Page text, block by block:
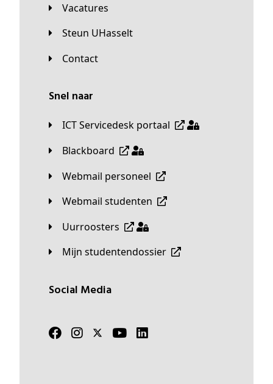
Vacatures
Steun UHasselt
Contact
Snel naar
ICT Servicedesk portaal
Blackboard
Webmail personeel
Webmail studenten
Uurroosters
Mijn studentendossier
Social Media